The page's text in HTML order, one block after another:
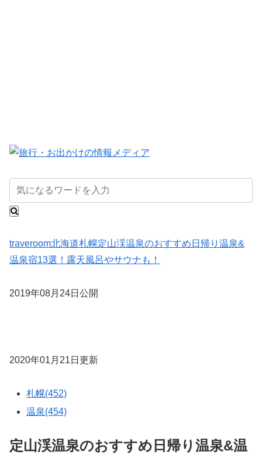
traveroom北海道札幌定山渓温泉のおすすめ日帰り温泉&
温泉宿13選！露天風呂やサウナも！
2019年08月24日公開
2020年01月21日更新
札幌(452)
温泉(454)
定山渓温泉のおすすめ日帰り温泉&温